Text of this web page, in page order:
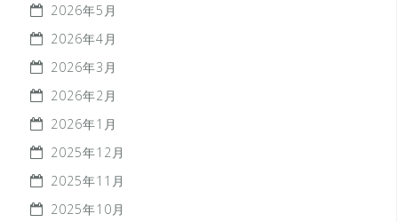
2026年5月
2026年4月
2026年3月
2026年2月
2026年1月
2025年12月
2025年11月
2025年10月